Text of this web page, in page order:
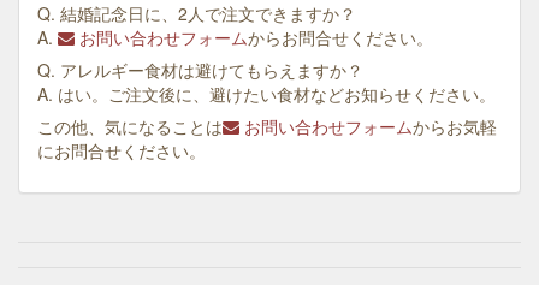
Q. 結婚記念日に、2人で注文できますか？
A.
お問い合わせフォームからお問合せください。
Q. アレルギー食材は避けてもらえますか？
A. はい。ご注文後に、避けたい食材などお知らせください。
この他、気になることは
お問い合わせフォームからお気軽
にお問合せください。